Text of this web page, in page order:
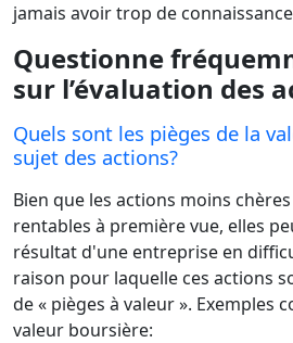
jamais avoir trop de
Questionne
sur l’évaluation des
Quels sont les pièges de la
sujet des actions?
Bien que les actions moins
rentables à première vue, elles
résultat d'une entreprise en
raison pour laquelle ces actions
de « pièges à valeur ». Exemples
valeur boursière: